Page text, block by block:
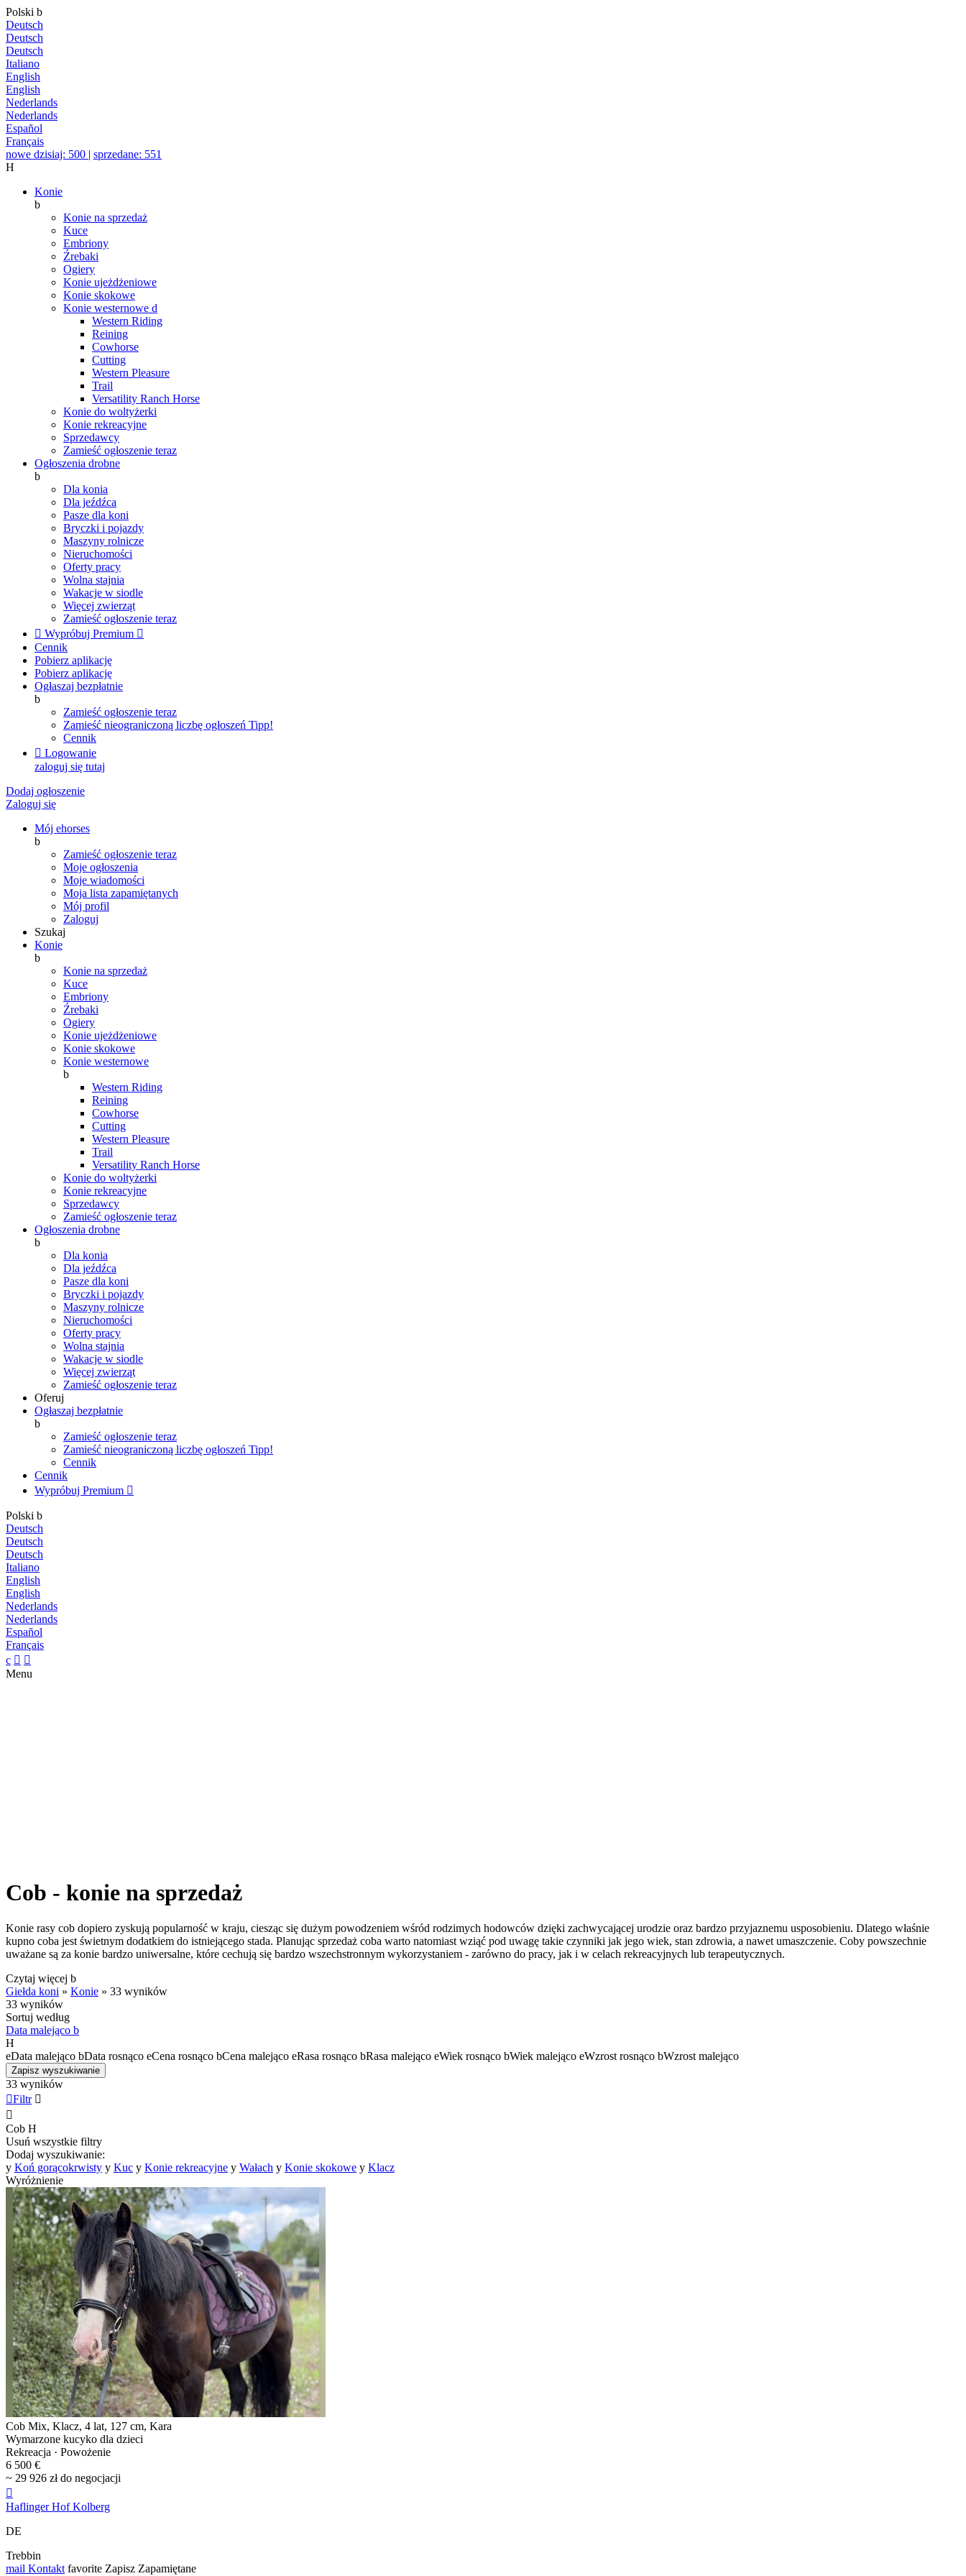
Polski b
Deutsch
Deutsch
Deutsch
Italiano
English
English
Nederlands
Nederlands
Español
Français
nowe dzisiaj: 500 | sprzedane: 551
H
Konie
b
Konie na sprzedaż
Kuce
Embriony
Źrebaki
Ogiery
Konie ujeżdżeniowe
Konie skokowe
Konie westernowe d
Western Riding
Reining
Cowhorse
Cutting
Western Pleasure
Trail
Versatility Ranch Horse
Konie do woltyżerki
Konie rekreacyjne
Sprzedawcy
Zamieść ogłoszenie teraz
Ogłoszenia drobne
b
Dla konia
Dla jeźdźca
Pasze dla koni
Bryczki i pojazdy
Maszyny rolnicze
Nieruchomości
Oferty pracy
Wolna stajnia
Wakacje w siodle
Więcej zwierząt
Zamieść ogłoszenie teraz
 Wypróbuj Premium 
Cennik
Pobierz aplikację
Pobierz aplikację
Ogłaszaj bezpłatnie
b
Zamieść ogłoszenie teraz
Zamieść nieograniczoną liczbę ogłoszeń Tipp!
Cennik
 Logowanie
zaloguj się tutaj
Dodaj ogłoszenie
Zaloguj się
Mój ehorses
b
Zamieść ogłoszenie teraz
Moje ogłoszenia
Moje wiadomości
Moja lista zapamiętanych
Mój profil
Zaloguj
Szukaj
Konie
b
Konie na sprzedaż
Kuce
Embriony
Źrebaki
Ogiery
Konie ujeżdżeniowe
Konie skokowe
Konie westernowe
b
Western Riding
Reining
Cowhorse
Cutting
Western Pleasure
Trail
Versatility Ranch Horse
Konie do woltyżerki
Konie rekreacyjne
Sprzedawcy
Zamieść ogłoszenie teraz
Ogłoszenia drobne
b
Dla konia
Dla jeźdźca
Pasze dla koni
Bryczki i pojazdy
Maszyny rolnicze
Nieruchomości
Oferty pracy
Wolna stajnia
Wakacje w siodle
Więcej zwierząt
Zamieść ogłoszenie teraz
Oferuj
Ogłaszaj bezpłatnie
b
Zamieść ogłoszenie teraz
Zamieść nieograniczoną liczbę ogłoszeń Tipp!
Cennik
Cennik
Wypróbuj Premium 
Polski b
Deutsch
Deutsch
Deutsch
Italiano
English
English
Nederlands
Nederlands
Español
Français
c  
Menu
Cob - konie na sprzedaż
Konie rasy cob dopiero zyskują popularność w kraju, ciesząc się dużym powodzeniem wśród rodzimych hodowców dzięki zachwycającej urodzie oraz bardzo przyjaznemu usposobieniu. Dlatego właśnie
kupno coba jest świetnym dodatkiem do istniejącego stada. Planując sprzedaż coba warto natomiast wziąć pod uwagę takie czynniki jak jego wiek, stan zdrowia, a nawet umaszczenie. Coby powszechnie
uważane są za konie bardzo uniwersalne, które cechują się bardzo wszechstronnym wykorzystaniem - zarówno do pracy, jak i w celach rekreacyjnych lub terapeutycznych.
Czytaj więcej b
Giełda koni » Konie » 33 wyników
33 wyników
Sortuj według
Data malejąco b
H
eData malejąco bData rosnąco eCena rosnąco bCena malejąco eRasa rosnąco bRasa malejąco eWiek rosnąco bWiek malejąco eWzrost rosnąco bWzrost malejąco
Zapisz wyszukiwanie
33 wyników
Filtr 

Cob H
Usuń wszystkie filtry
Dodaj wyszukiwanie:
y Koń gorącokrwisty y Kuc y Konie rekreacyjne y Wałach y Konie skokowe y Klacz
Wyróżnienie
Cob Mix, Klacz, 4 lat, 127 cm, Kara
Wymarzone kucyko dla dzieci
Rekreacja · Powożenie
6 500 €
~ 29 926 zł do negocjacji

Haflinger Hof Kolberg
DE
Trebbin
mail Kontakt favorite Zapisz Zapamiętane